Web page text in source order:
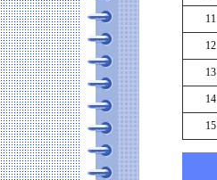
11
12
13
14
15